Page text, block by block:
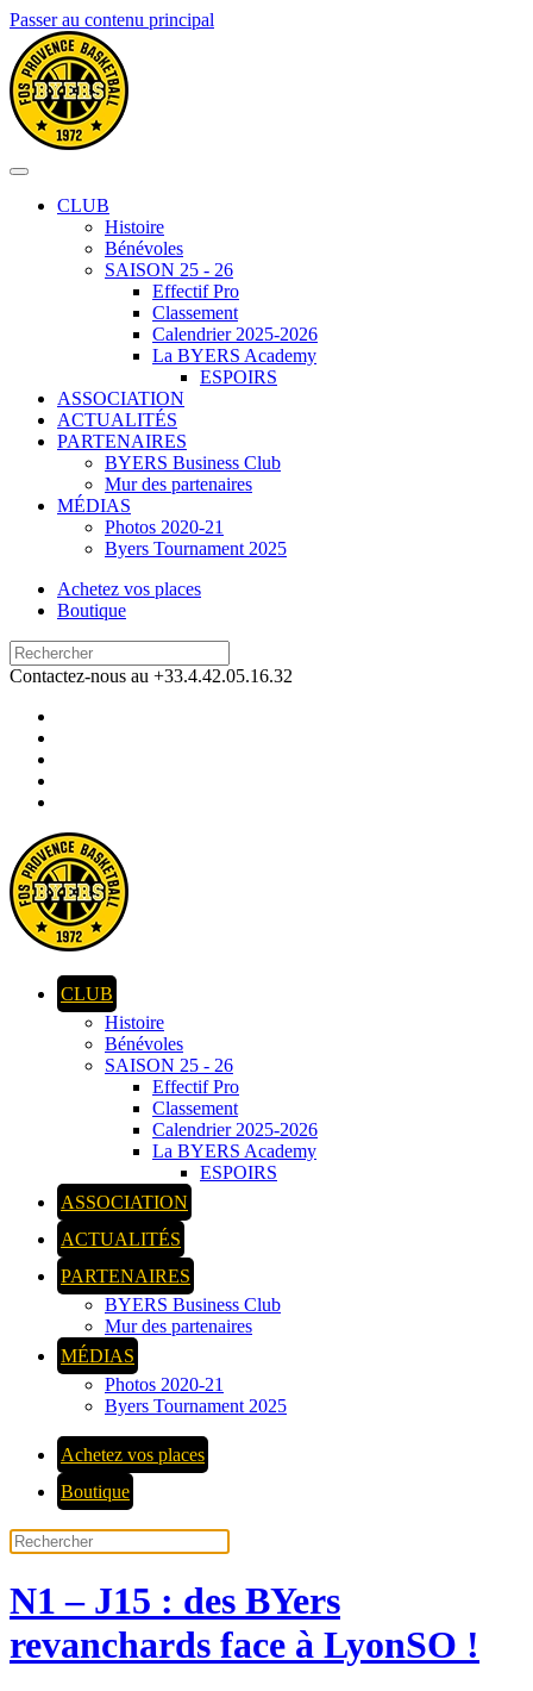
Passer au contenu principal
CLUB
Histoire
Bénévoles
SAISON 25 - 26
Effectif Pro
Classement
Calendrier 2025-2026
La BYERS Academy
ESPOIRS
ASSOCIATION
ACTUALITÉS
PARTENAIRES
BYERS Business Club
Mur des partenaires
MÉDIAS
Photos 2020-21
Byers Tournament 2025
Achetez vos places
Boutique
Contactez-nous au +33.4.42.05.16.32
CLUB
Histoire
Bénévoles
SAISON 25 - 26
Effectif Pro
Classement
Calendrier 2025-2026
La BYERS Academy
ESPOIRS
ASSOCIATION
ACTUALITÉS
PARTENAIRES
BYERS Business Club
Mur des partenaires
MÉDIAS
Photos 2020-21
Byers Tournament 2025
Achetez vos places
Boutique
N1 – J15 : des BYers
revanchards face à LyonSO !